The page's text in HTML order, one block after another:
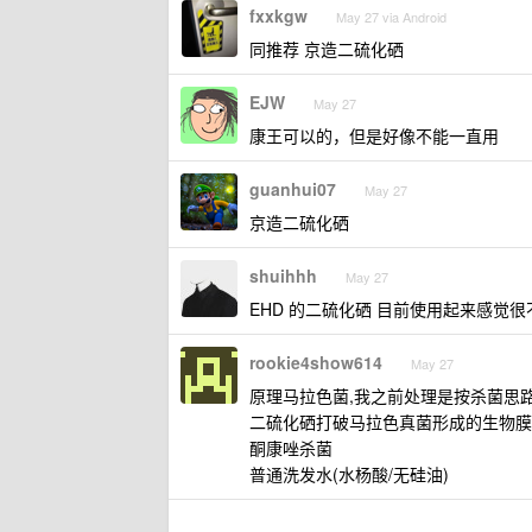
fxxkgw May 27 via Android
同推荐 京造二硫化硒
EJW May 27
康王可以的，但是好像不能一直用
guanhui07 May 27
京造二硫化硒
shuihhh May 27
EHD 的二硫化硒 目前使用起来感觉很
rookie4show614 May 27
原理马拉色菌,我之前处理是按杀菌思
二硫化硒打破马拉色真菌形成的生物膜
酮康唑杀菌
普通洗发水(水杨酸/无硅油)